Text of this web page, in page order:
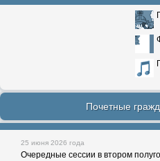
Почетные
25 июня 2026 года
Очередные сессии в втором